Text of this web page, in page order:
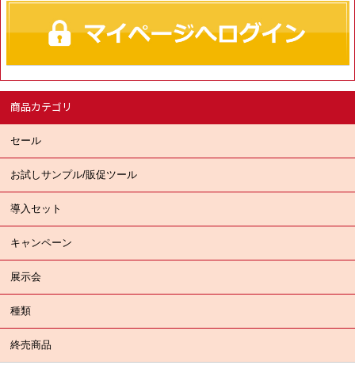
商品カテゴリ
セール
お試しサンプル/販促ツール
導入セット
キャンペーン
展示会
種類
終売商品